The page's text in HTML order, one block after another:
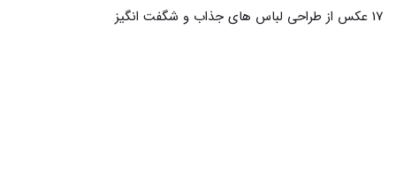
33 عکس طراحی فیگور با لباس های جذاب و مدرن